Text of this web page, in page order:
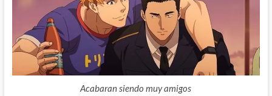
Acabaran siendo muy amigos